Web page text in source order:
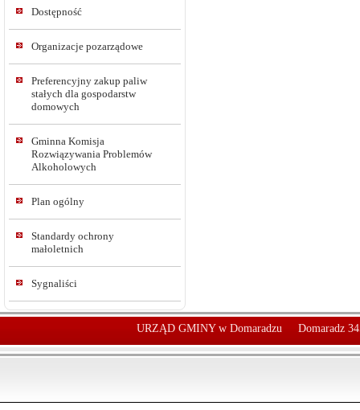
Dostępność
Organizacje pozarządowe
Preferencyjny zakup paliw
stałych dla gospodarstw
domowych
Gminna Komisja
Rozwiązywania Problemów
Alkoholowych
Plan ogólny
Standardy ochrony
małoletnich
Sygnaliści
URZĄD GMINY w Domaradzu Domaradz